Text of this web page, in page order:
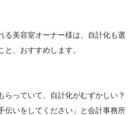
る美容室オーナー様は、自計化も選
、おすすめします。
らっていて、自計化がむずかしい？
伝いをしてください」と会計事務所